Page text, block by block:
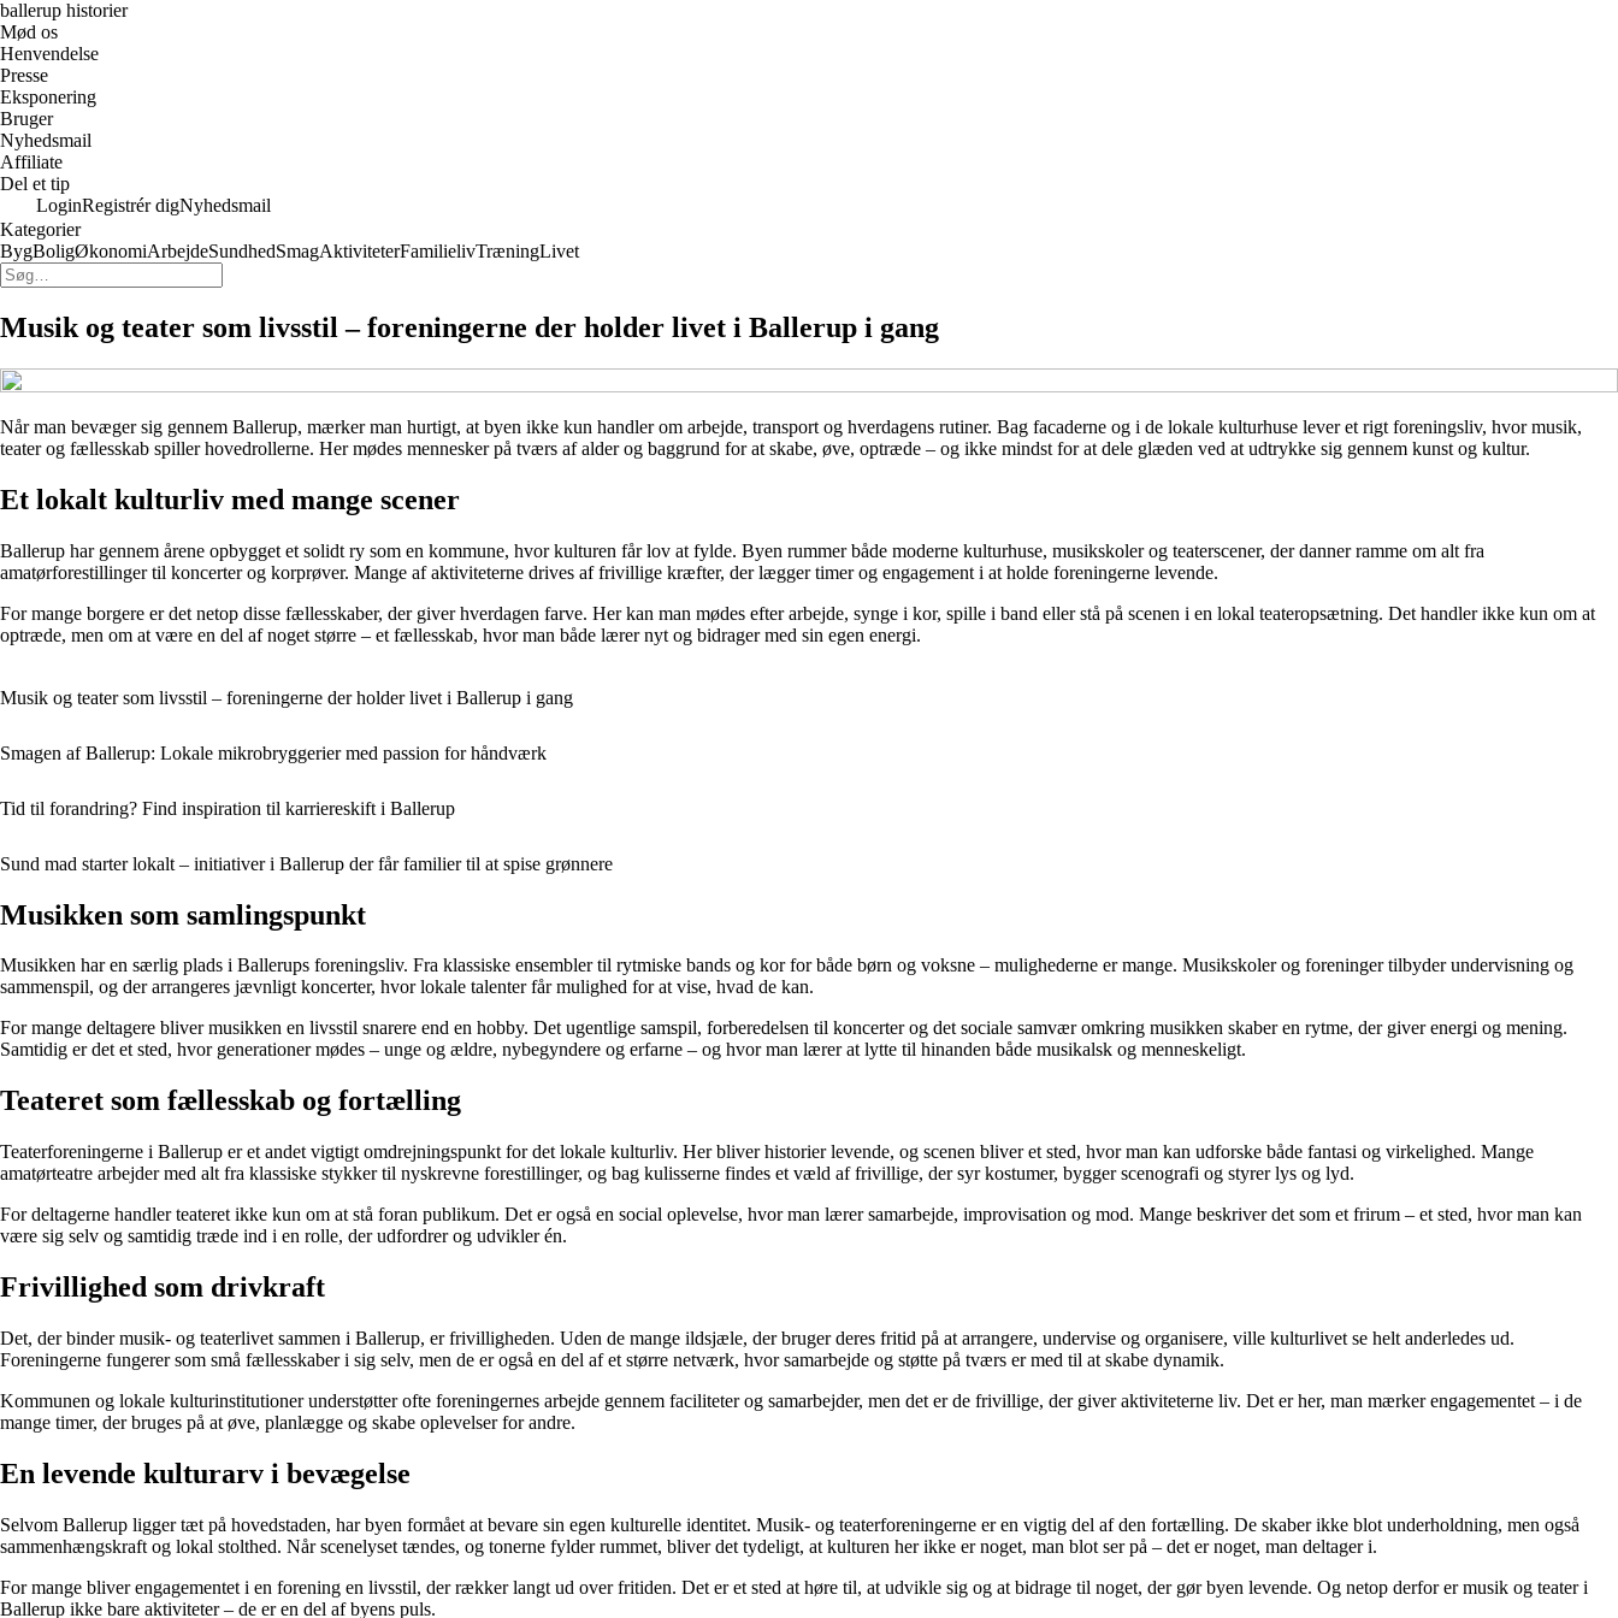
ballerup historier
Mød os
Henvendelse
Presse
Eksponering
Bruger
Nyhedsmail
Affiliate
Del et tip
LoginRegistrér digNyhedsmail
Kategorier
BygBoligØkonomiArbejdeSundhedSmagAktiviteterFamilielivTræningLivet
Musik og teater som livsstil – foreningerne der holder livet i Ballerup i gang
Når man bevæger sig gennem Ballerup, mærker man hurtigt, at byen ikke kun handler om arbejde, transport og hverdagens rutiner. Bag facaderne og i de lokale kulturhuse lever et rigt foreningsliv, hvor musik,
teater og fællesskab spiller hovedrollerne. Her mødes mennesker på tværs af alder og baggrund for at skabe, øve, optræde – og ikke mindst for at dele glæden ved at udtrykke sig gennem kunst og kultur.
Et lokalt kulturliv med mange scener
Ballerup har gennem årene opbygget et solidt ry som en kommune, hvor kulturen får lov at fylde. Byen rummer både moderne kulturhuse, musikskoler og teaterscener, der danner ramme om alt fra
amatørforestillinger til koncerter og korprøver. Mange af aktiviteterne drives af frivillige kræfter, der lægger timer og engagement i at holde foreningerne levende.
For mange borgere er det netop disse fællesskaber, der giver hverdagen farve. Her kan man mødes efter arbejde, synge i kor, spille i band eller stå på scenen i en lokal teateropsætning. Det handler ikke kun om at
optræde, men om at være en del af noget større – et fællesskab, hvor man både lærer nyt og bidrager med sin egen energi.
Musik og teater som livsstil – foreningerne der holder livet i Ballerup i gang
Smagen af Ballerup: Lokale mikrobryggerier med passion for håndværk
Tid til forandring? Find inspiration til karriereskift i Ballerup
Sund mad starter lokalt – initiativer i Ballerup der får familier til at spise grønnere
Musikken som samlingspunkt
Musikken har en særlig plads i Ballerups foreningsliv. Fra klassiske ensembler til rytmiske bands og kor for både børn og voksne – mulighederne er mange. Musikskoler og foreninger tilbyder undervisning og
sammenspil, og der arrangeres jævnligt koncerter, hvor lokale talenter får mulighed for at vise, hvad de kan.
For mange deltagere bliver musikken en livsstil snarere end en hobby. Det ugentlige samspil, forberedelsen til koncerter og det sociale samvær omkring musikken skaber en rytme, der giver energi og mening.
Samtidig er det et sted, hvor generationer mødes – unge og ældre, nybegyndere og erfarne – og hvor man lærer at lytte til hinanden både musikalsk og menneskeligt.
Teateret som fællesskab og fortælling
Teaterforeningerne i Ballerup er et andet vigtigt omdrejningspunkt for det lokale kulturliv. Her bliver historier levende, og scenen bliver et sted, hvor man kan udforske både fantasi og virkelighed. Mange
amatørteatre arbejder med alt fra klassiske stykker til nyskrevne forestillinger, og bag kulisserne findes et væld af frivillige, der syr kostumer, bygger scenografi og styrer lys og lyd.
For deltagerne handler teateret ikke kun om at stå foran publikum. Det er også en social oplevelse, hvor man lærer samarbejde, improvisation og mod. Mange beskriver det som et frirum – et sted, hvor man kan
være sig selv og samtidig træde ind i en rolle, der udfordrer og udvikler én.
Frivillighed som drivkraft
Det, der binder musik- og teaterlivet sammen i Ballerup, er frivilligheden. Uden de mange ildsjæle, der bruger deres fritid på at arrangere, undervise og organisere, ville kulturlivet se helt anderledes ud.
Foreningerne fungerer som små fællesskaber i sig selv, men de er også en del af et større netværk, hvor samarbejde og støtte på tværs er med til at skabe dynamik.
Kommunen og lokale kulturinstitutioner understøtter ofte foreningernes arbejde gennem faciliteter og samarbejder, men det er de frivillige, der giver aktiviteterne liv. Det er her, man mærker engagementet – i de
mange timer, der bruges på at øve, planlægge og skabe oplevelser for andre.
En levende kulturarv i bevægelse
Selvom Ballerup ligger tæt på hovedstaden, har byen formået at bevare sin egen kulturelle identitet. Musik- og teaterforeningerne er en vigtig del af den fortælling. De skaber ikke blot underholdning, men også
sammenhængskraft og lokal stolthed. Når scenelyset tændes, og tonerne fylder rummet, bliver det tydeligt, at kulturen her ikke er noget, man blot ser på – det er noget, man deltager i.
For mange bliver engagementet i en forening en livsstil, der rækker langt ud over fritiden. Det er et sted at høre til, at udvikle sig og at bidrage til noget, der gør byen levende. Og netop derfor er musik og teater i
Ballerup ikke bare aktiviteter – de er en del af byens puls.